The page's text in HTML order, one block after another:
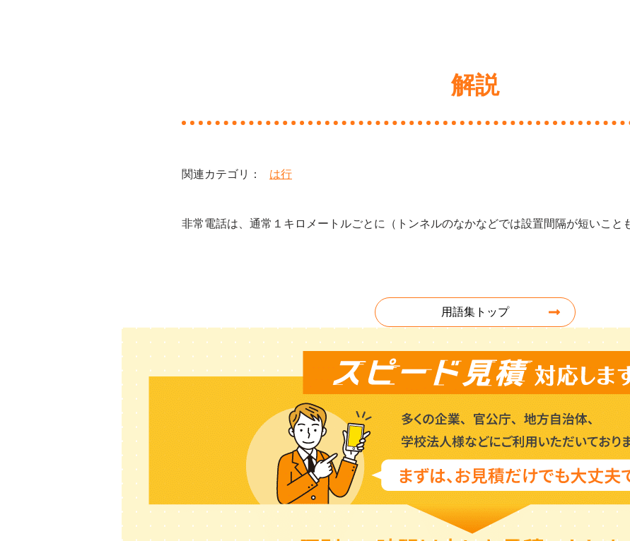
解説
は行
非常電話は、通常１キロメートルごとに（トンネルのなかなどでは設置間隔が短いこと
用語集トップ